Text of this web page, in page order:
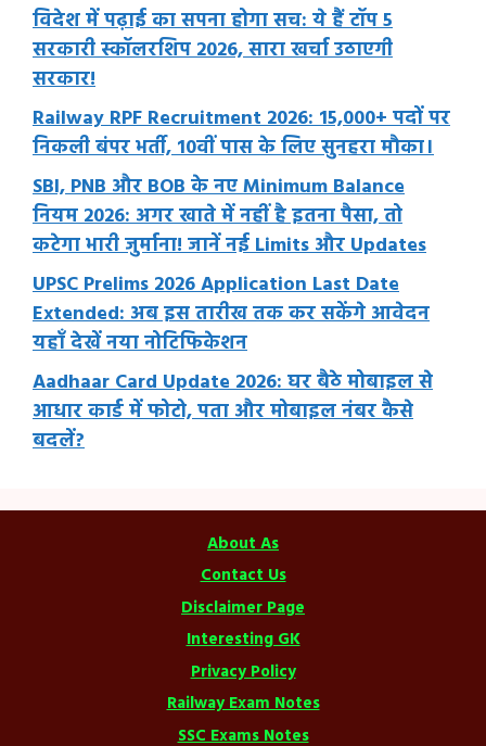
विदेश में पढ़ाई का सपना होगा सच: ये हैं टॉप 5
सरकारी स्कॉलरशिप 2026, सारा खर्चा उठाएगी
सरकार!
Railway RPF Recruitment 2026: 15,000+ पदों पर
निकली बंपर भर्ती, 10वीं पास के लिए सुनहरा मौका।
SBI, PNB और BOB के नए Minimum Balance
नियम 2026: अगर खाते में नहीं है इतना पैसा, तो
कटेगा भारी जुर्माना! जानें नई Limits और Updates
UPSC Prelims 2026 Application Last Date
Extended: अब इस तारीख तक कर सकेंगे आवेदन
यहाँ देखें नया नोटिफिकेशन
Aadhaar Card Update 2026: घर बैठे मोबाइल से
आधार कार्ड में फोटो, पता और मोबाइल नंबर कैसे
बदलें?
About As
Contact Us
Disclaimer Page
Interesting GK
Privacy Policy
Railway Exam Notes
SSC Exams Notes